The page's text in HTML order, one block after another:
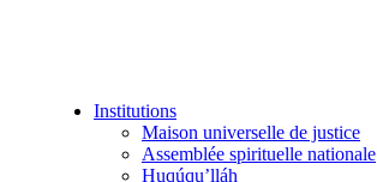
Institutions
Maison universelle de justice
Assemblée spirituelle nationale
Huqúqu’lláh